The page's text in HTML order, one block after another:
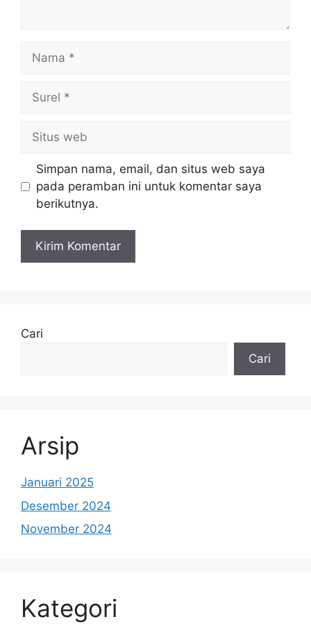
web
Simpan nama, email, dan situs web saya
pada peramban ini untuk komentar saya
berikutnya.
Cari
Cari
Arsip
Januari 2025
Desember 2024
November 2024
Kategori